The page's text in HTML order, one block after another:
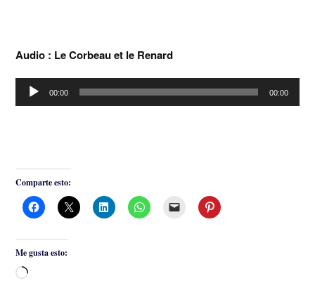
Audio : Le Corbeau et le Renard
Reproductor
00:00 00:00
Comparte esto:
Me gusta esto:
Cargando...